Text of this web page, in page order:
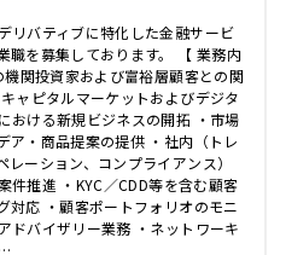
リバティブに特化した金融サービ
職を募集しております。 【 業務内
関投資家および富裕層顧客との関
ャピタルマーケットおよびデジタ
おける新規ビジネスの開拓 ・市場
ア・商品提案の提供 ・社内（トレ
レーション、コンプライアンス）
件推進 ・KYC／CDD等を含む顧客
対応 ・顧客ポートフォリオのモニ
ドバイザリー業務 ・ネットワーキ